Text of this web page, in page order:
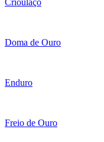
Doma de Ouro
Enduro
Freio de Ouro